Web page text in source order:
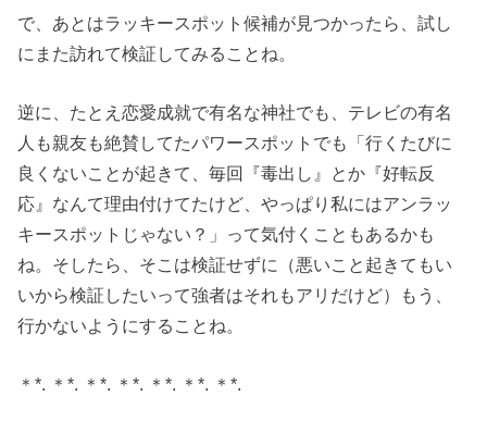
で、あとはラッキースポット候補が見つかったら、試し
にまた訪れて検証してみることね。
逆に、たとえ恋愛成就で有名な神社でも、テレビの有名
人も親友も絶賛してたパワースポットでも「行くたびに
良くないことが起きて、毎回『毒出し』とか『好転反
応』なんて理由付けてたけど、やっぱり私にはアンラッ
キースポットじゃない？」って気付くこともあるかも
ね。そしたら、そこは検証せずに（悪いこと起きてもい
いから検証したいって強者はそれもアリだけど）もう、
行かないようにすることね。
＊*. ＊*. ＊*. ＊*. ＊*. ＊*. ＊*.